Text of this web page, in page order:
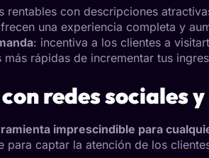
rentables con descripciones
una experiencia completa y
: incentiva a los clientes a
rápidas de incrementar tus
redes sociales
imprescindible para
para captar la atención de los